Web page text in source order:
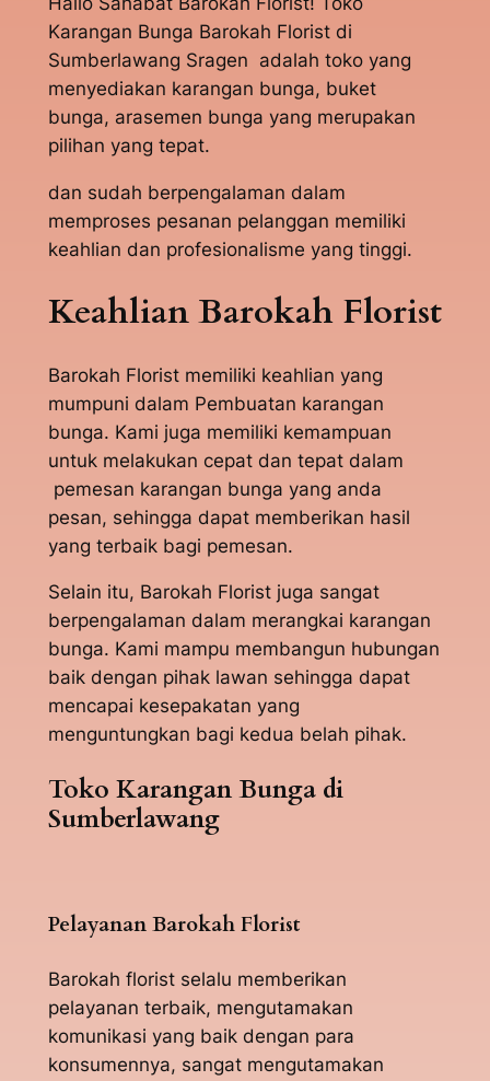
Karangan Bunga Barokah Florist di
Sumberlawang Sragen adalah toko yang
menyediakan karangan bunga, buket
bunga, arasemen bunga yang merupakan
pilihan yang tepat.
dan sudah berpengalaman dalam
memproses pesanan pelanggan memiliki
keahlian dan profesionalisme yang tinggi.
Keahlian Barokah Florist
Barokah Florist memiliki keahlian yang
mumpuni dalam Pembuatan karangan
bunga. Kami juga memiliki kemampuan
untuk melakukan cepat dan tepat dalam
pemesan karangan bunga yang anda
pesan, sehingga dapat memberikan hasil
yang terbaik bagi pemesan.
Selain itu, Barokah Florist juga sangat
berpengalaman dalam merangkai karangan
bunga. Kami mampu membangun hubungan
baik dengan pihak lawan sehingga dapat
mencapai kesepakatan yang
menguntungkan bagi kedua belah pihak.
Toko Karangan Bunga di
Sumberlawang
Pelayanan Barokah Florist
Barokah florist selalu memberikan
pelayanan terbaik, mengutamakan
komunikasi yang baik dengan para
konsumennya, sangat mengutamakan